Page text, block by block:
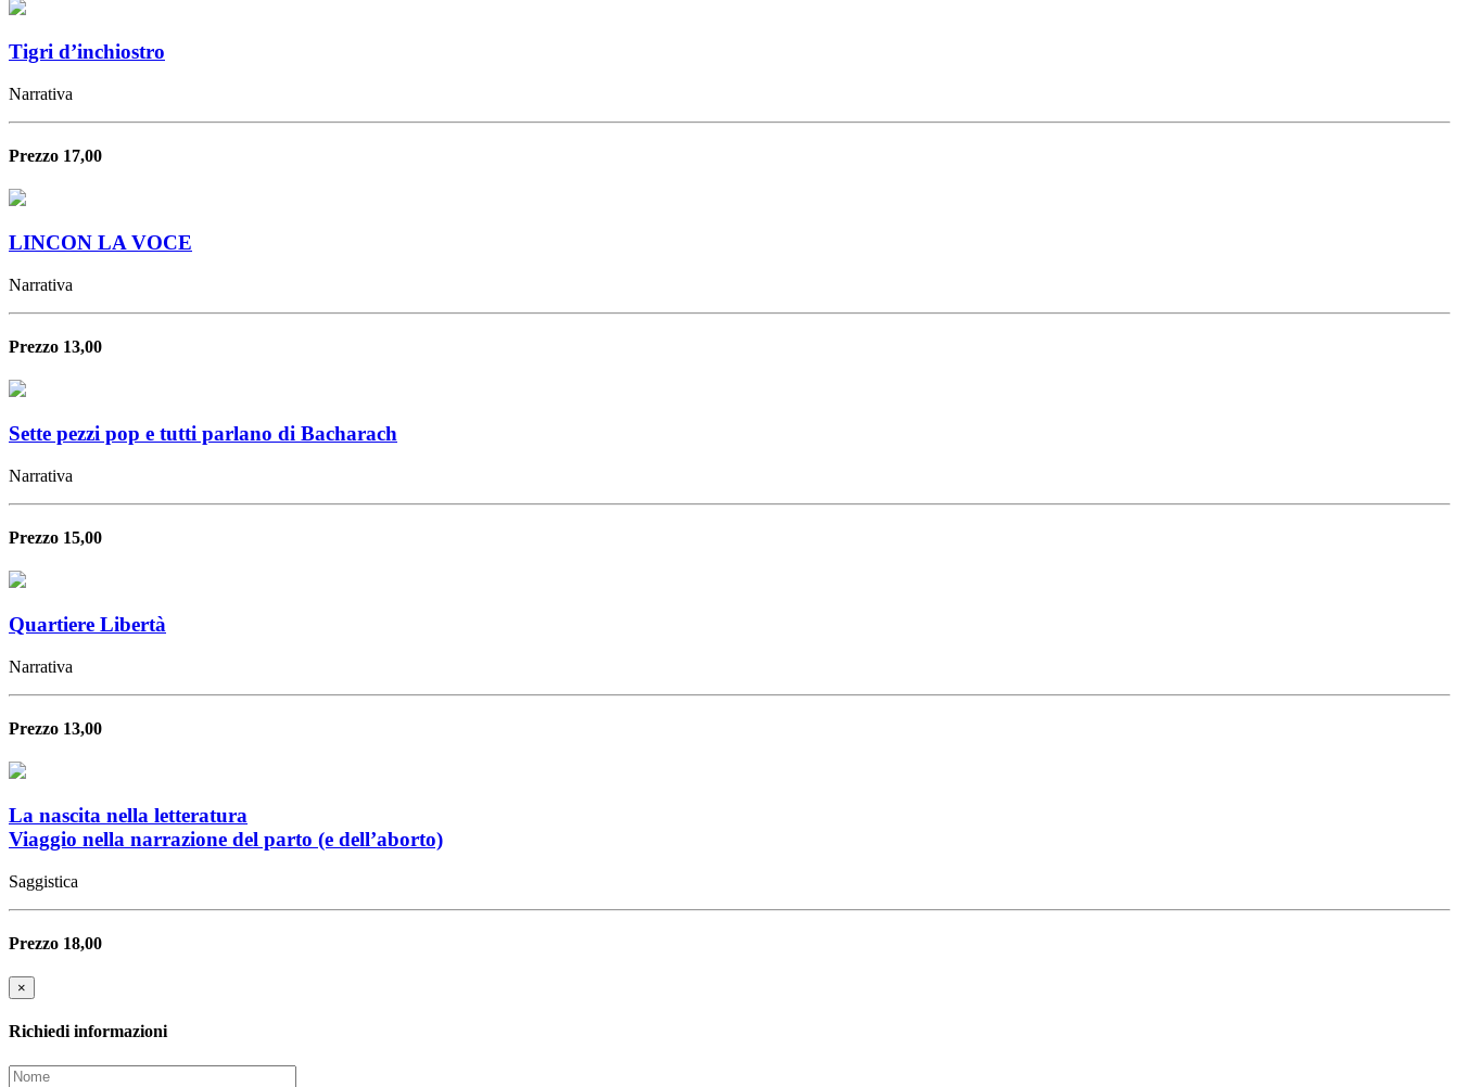
Tigri d’inchiostro
Narrativa
Prezzo 17,00
LINCON LA VOCE
Narrativa
Prezzo 13,00
Sette pezzi pop e tutti parlano di Bacharach
Narrativa
Prezzo 15,00
Quartiere Libertà
Narrativa
Prezzo 13,00
La nascita nella letteratura
Viaggio nella narrazione del parto (e dell’aborto)
Saggistica
Prezzo 18,00
×
Richiedi informazioni